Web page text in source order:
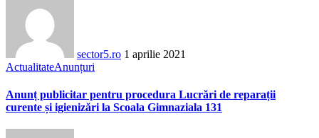
sector5.ro 1 aprilie 2021
ActualitateAnunțuri
Anunț publicitar pentru procedura Lucrări de reparații
curente și igienizări la Scoala Gimnaziala 131